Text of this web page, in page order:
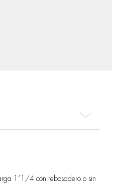
1”1/4 con rebosadero o sin